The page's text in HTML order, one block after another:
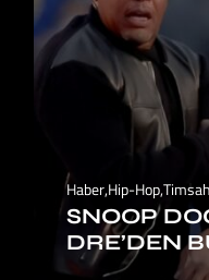
Haber,Hip-Hop,Timsah
SNOOP
DRE’DEN